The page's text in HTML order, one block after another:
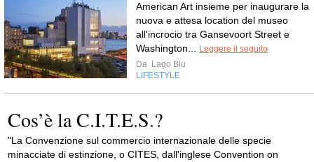
American Art insieme per inaugurare la
nuova e attesa location del museo
all'incrocio tra Gansevoort Street e
Washington...
Leggere il seguito
Da Lago Blu
LIFESTYLE
Cos’è la C.I.T.E.S.?
"La Convenzione sul commercio internazionale delle specie
minacciate di estinzione, o CITES, dall'inglese Convention on